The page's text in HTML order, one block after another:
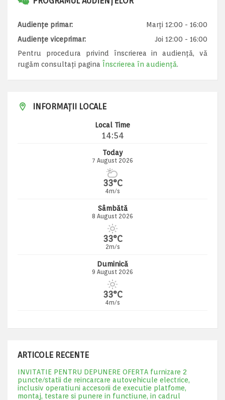
Audiențe primar:
Marți 12:00 - 16:00
Audiențe viceprimar:
Joi 12:00 - 16:00
Pentru procedura privind înscrierea in audiență, vă
rugăm consultați pagina Înscrierea în audiență.
INFORMAȚII LOCALE
Local Time
14:54
Today
7 August 2026
33°C
4m/s
Sâmbătă
8 August 2026
33°C
2m/s
Duminică
9 August 2026
33°C
4m/s
ARTICOLE RECENTE
INVITATIE PENTRU DEPUNERE OFERTA furnizare 2
puncte/statii de reincarcare autovehicule electrice,
inclusiv operatiuni accesorii de executie platfome,
montaj, testare si punere in functiune, in cadrul